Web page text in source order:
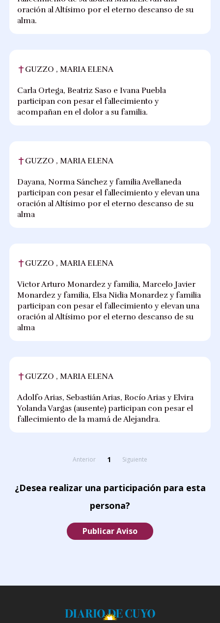
oración al Altísimo por el eterno descanso de su
alma.
GUZZO , MARIA ELENA
Carla Ortega, Beatriz Saso e Ivana Puebla
participan con pesar el fallecimiento y
acompañan en el dolor a su familia.
GUZZO , MARIA ELENA
Dayana, Norma Sánchez y familia Avellaneda
participan con pesar el fallecimiento y elevan una
oración al Altísimo por el eterno descanso de su
alma
GUZZO , MARIA ELENA
Victor Arturo Monardez y familia, Marcelo Javier
Monardez y familia, Elsa Nidia Monardez y familia
participan con pesar el fallecimiento y elevan una
oración al Altísimo por el eterno descanso de su
alma
GUZZO , MARIA ELENA
Adolfo Arias, Sebastián Arias, Rocío Arias y Elvira
Yolanda Vargas (ausente) participan con pesar el
fallecimiento de la mamá de Alejandra.
Anterior 1 Siguiente
¿Desea realizar una participación para esta
persona?
Publicar Aviso